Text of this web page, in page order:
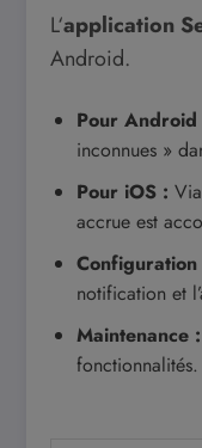
L‘application
Android.
Pour Android
inconnues »
Pour iOS :
accrue est
Configuration
notification et
Maintenance :
fonctionnalités.